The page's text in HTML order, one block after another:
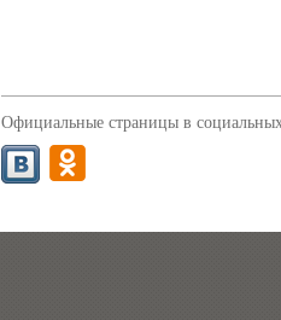
Официальные страницы в социальных